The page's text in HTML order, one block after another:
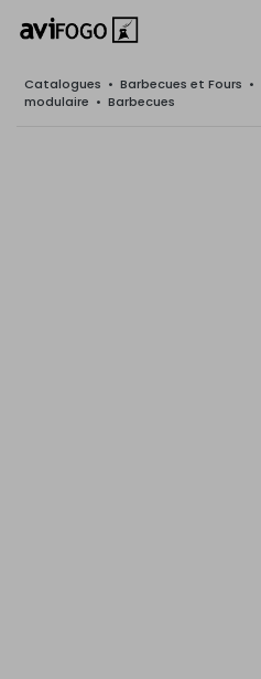
Catalogues • Barbecues et Fours •
modulaire • Barbecues